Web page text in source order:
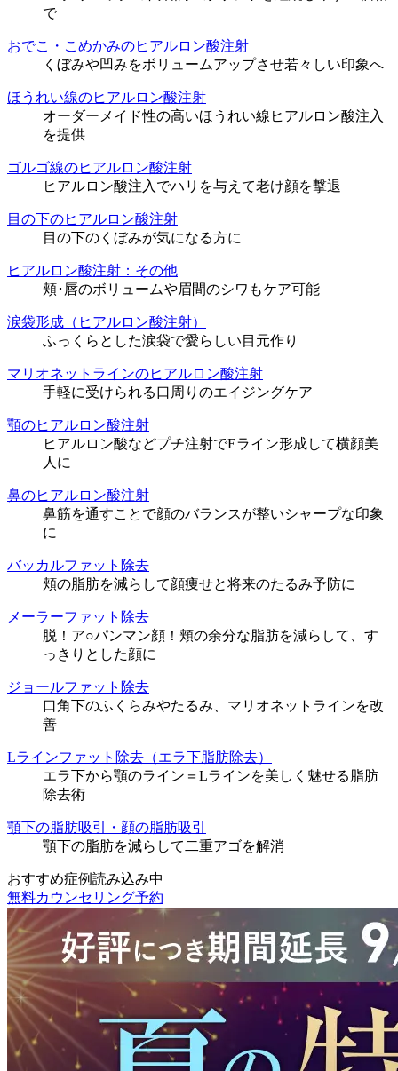
で
おでこ・こめかみのヒアルロン酸注射
くぼみや凹みをボリュームアップさせ若々しい印象へ
ほうれい線のヒアルロン酸注射
オーダーメイド性の高いほうれい線ヒアルロン酸注入
を提供
ゴルゴ線のヒアルロン酸注射
ヒアルロン酸注入でハリを与えて老け顔を撃退
目の下のヒアルロン酸注射
目の下のくぼみが気になる方に
ヒアルロン酸注射：その他
頬･唇のボリュームや眉間のシワもケア可能
涙袋形成（ヒアルロン酸注射）
ふっくらとした涙袋で愛らしい目元作り
マリオネットラインのヒアルロン酸注射
手軽に受けられる口周りのエイジングケア
顎のヒアルロン酸注射
ヒアルロン酸などプチ注射でEライン形成して横顔美
人に
鼻のヒアルロン酸注射
鼻筋を通すことで顔のバランスが整いシャープな印象
に
バッカルファット除去
頬の脂肪を減らして顔痩せと将来のたるみ予防に
メーラーファット除去
脱！ア○パンマン顔！頬の余分な脂肪を減らして、す
っきりとした顔に
ジョールファット除去
口角下のふくらみやたるみ、マリオネットラインを改
善
Lラインファット除去（エラ下脂肪除去）
エラ下から顎のライン＝Lラインを美しく魅せる脂肪
除去術
顎下の脂肪吸引・顔の脂肪吸引
顎下の脂肪を減らして二重アゴを解消
おすすめ症例読み込み中
無料カウンセリング予約